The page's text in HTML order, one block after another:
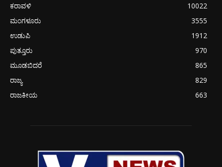
ಕರಾವಳಿ
10022
ಮಂಗಳೂರು
3555
ಉಡುಪಿ
1912
ಪುತ್ತೂರು
970
ಮೂಡಬಿದರೆ
865
ರಾಜ್ಯ
829
ರಾಜಕೀಯ
663